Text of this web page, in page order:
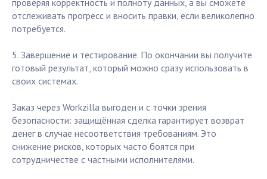
проверяя корректность и полноту данных, а вы сможете
отслеживать прогресс и вносить правки, если великолепно
потребуется.
5. Завершение и тестирование. По окончании вы получите
готовый результат, который можно сразу использовать в
своих системах.
Заказ через Workzilla выгоден и с точки зрения
безопасности: защищённая сделка гарантирует возврат
денег в случае несоответствия требованиям. Это
снижение рисков, которых часто боятся при
сотрудничестве с частными исполнителями.